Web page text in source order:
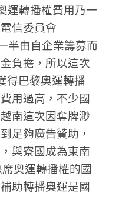
運轉播權費用乃一
信委員會
半由自企業籌募而
負擔，所以這次
得巴黎奧運轉播
用過高，不少國
南這次因奪牌渺
足夠廣告贊助，
與寮國成為東南
奧運轉播權的國
助轉播奧運是國